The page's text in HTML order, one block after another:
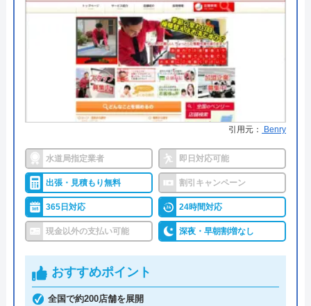
探しこちらのアクアステーションさんにも見
積もりをしていただく為にきてもらいまし
た。 見積もりをしていただいたら提示の 値
段も良心的ですしすぐその日に直す事が可能
と言われビックリ‼️しました。 (今までの他の
お店はなんだったんだ？見積もりしてから何
日もしてから金額提示の所や直らないから取
テーションさんは本当に対応が素晴らしく来
ていただいた方の接客は見習う所が沢山有り
ました。ありがとうございました。 1年保証
付きも安心感があり直して頂けてホッとしま
した。
株式会社和正は岐阜県・愛知県・三重県の東海3県
の水回りトラブルに対応している業者です。
日曜日は定休日となっていますが、土曜日は営業し
ているので、平日が忙しいという方でも利用しやす
くなっています。
ことができます。トラブルの対応方針が定まってい
ない方はお気軽にご連絡ください。
公式サイトを見る
090-4084-8581
引用元： Benry
水道局指定業者 即日対応可能
出張・見積もり無料 割引キャンペーン
365日対応 24時間対応
現金以外の支払い可能 深夜・早朝割増なし
おすすめポイント
全国で約200店舗を展開